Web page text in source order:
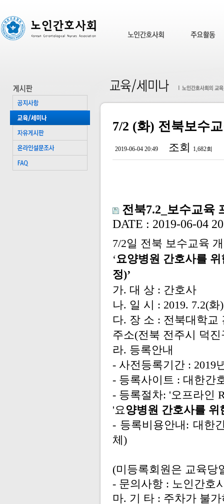
7/2 (화) 전북보수
2019-06-04 20:49 조회 1,682회
전북7.2_보수교육
DATE : 2019-06-04
7/2일 전북 보수교육
‘요양병원 간호사를
정)’
가. 대 상 : 간호사
나. 일 시 : 2019. 7.2(화
다. 장 소 : 전북대학교
주소(전북 전주시 덕
라. 등록안내
- 사전등록기간 : 2019
- 등록사이트 : 대한간
- 등록절차: '오프라인
'요양병원 간호사를
- 등록비용안내 : 대한
체)
(미등록회원은 교육당
- 문의사항 : 노인간호
마. 기 타 : 주차가 불